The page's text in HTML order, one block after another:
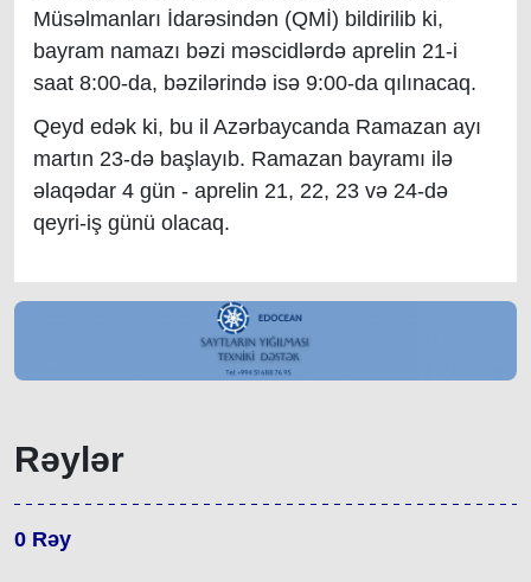
Müsəlmanları İdarəsindən (QMİ) bildirilib ki,
bayram namazı bəzi məscidlərdə aprelin 21-i
saat 8:00-da, bəzilərində isə 9:00-da qılınacaq.
Qeyd edək ki, bu il Azərbaycanda Ramazan ayı
martın 23-də başlayıb. Ramazan bayramı ilə
əlaqədar 4 gün - aprelin 21, 22, 23 və 24-də
qeyri-iş günü olacaq.
Rəylər
0 Rəy